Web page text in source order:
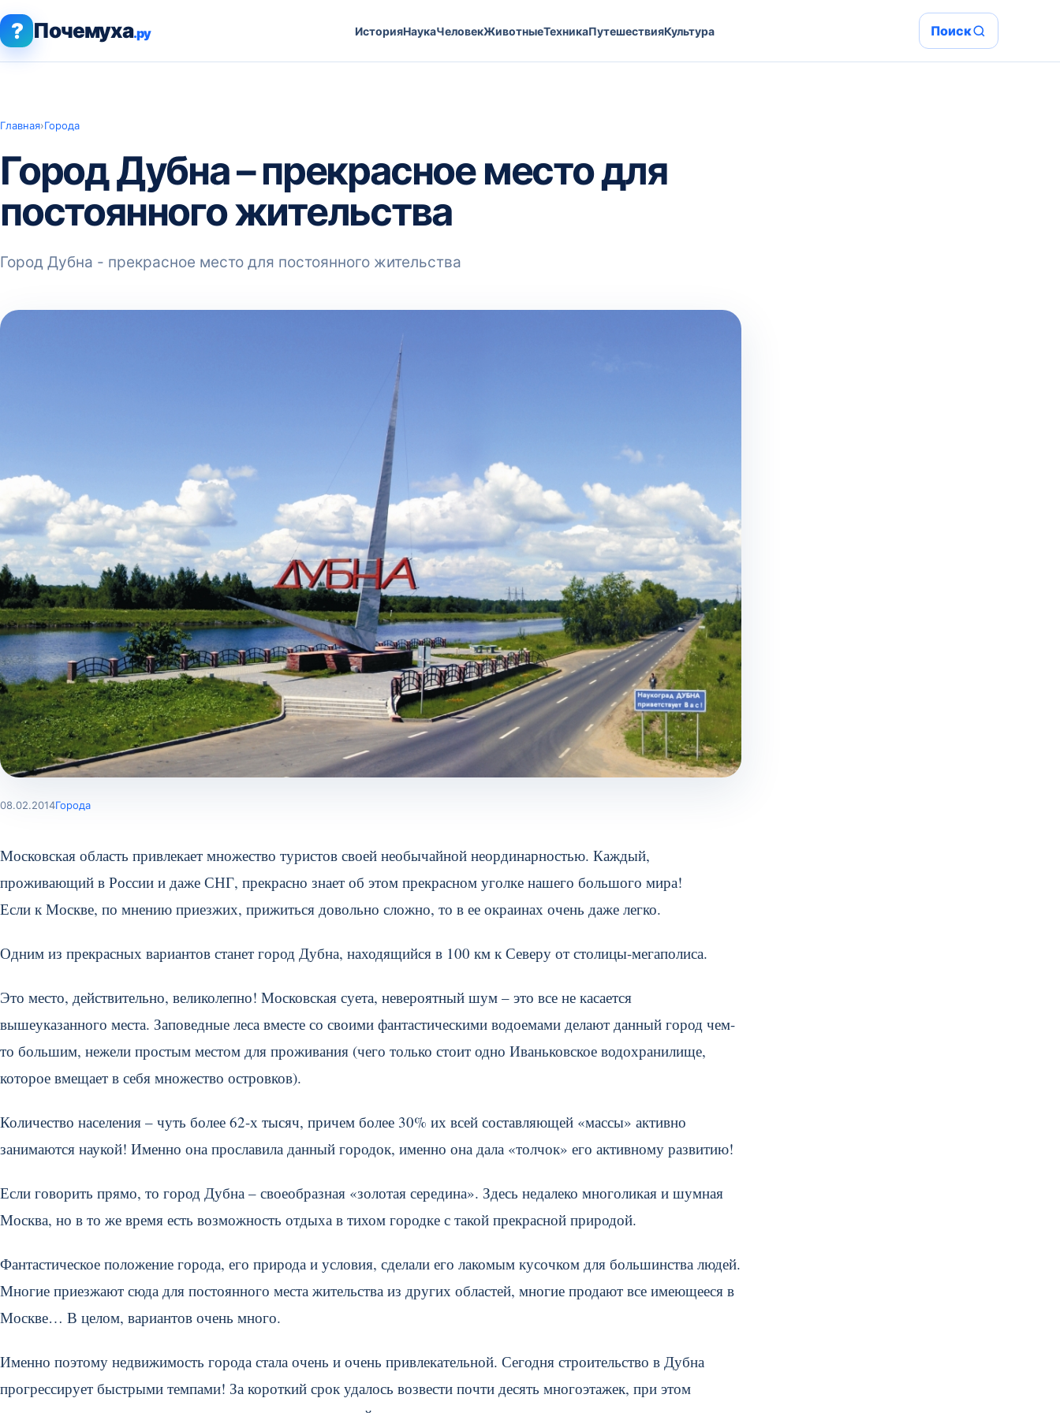
? Почемуха.ру ИсторияНаукаЧеловекЖивотныеТехникаПутешествияКультура Поиск
Главная›Города
Город Дубна – прекрасное место для
постоянного жительства
Город Дубна - прекрасное место для постоянного жительства
08.02.2014Города
Московская область привлекает множество туристов своей необычайной неординарностью. Каждый,
проживающий в России и даже СНГ, прекрасно знает об этом прекрасном уголке нашего большого мира!
Если к Москве, по мнению приезжих, прижиться довольно сложно, то в ее окраинах очень даже легко.
Одним из прекрасных вариантов станет город Дубна, находящийся в 100 км к Северу от столицы-мегаполиса.
Это место, действительно, великолепно! Московская суета, невероятный шум – это все не касается
вышеуказанного места. Заповедные леса вместе со своими фантастическими водоемами делают данный город чем-
то большим, нежели простым местом для проживания (чего только стоит одно Иваньковское водохранилище,
которое вмещает в себя множество островков).
Количество населения – чуть более 62-х тысяч, причем более 30% их всей составляющей «массы» активно
занимаются наукой! Именно она прославила данный городок, именно она дала «толчок» его активному развитию!
Если говорить прямо, то город Дубна – своеобразная «золотая середина». Здесь недалеко многоликая и шумная
Москва, но в то же время есть возможность отдыха в тихом городке с такой прекрасной природой.
Фантастическое положение города, его природа и условия, сделали его лакомым кусочком для большинства людей.
Многие приезжают сюда для постоянного места жительства из других областей, многие продают все имеющееся в
Москве… В целом, вариантов очень много.
Именно поэтому недвижимость города стала очень и очень привлекательной. Сегодня строительство в Дубна
прогрессирует быстрыми темпами! За короткий срок удалось возвести почти десять многоэтажек, при этом